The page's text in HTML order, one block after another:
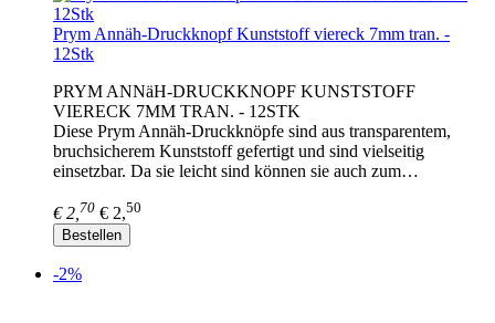
Prym Annäh-Druckknopf Kunststoff viereck 7mm tran. -
12Stk
PRYM ANNäH-DRUCKKNOPF KUNSTSTOFF
VIERECK 7MM TRAN. - 12STK
Diese Prym Annäh-Druckknöpfe sind aus transparentem,
bruchsicherem Kunststoff gefertigt und sind vielseitig
einsetzbar. Da sie leicht sind können sie auch zum…
€ 2, 70 € 2,50
Bestellen
-2%